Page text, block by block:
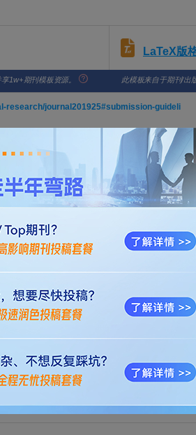
LaTeX版
1w+期刊模板资源。 此模板来自于期刊/出
research/journal201925#submission-guideli
Huang, T
, pp. -. DOI: 10.1177/00220345261443990
Alveolar Bone Formation
R.; Guo, W.; Fan, Y.; Li, Y
, pp. -. DOI: 10.1177/00220345261443475
Infiltration via Dehydration
, pp. -. DOI: 10.1177/00220345261442125
Orthodontic Acceleration
B.; Ye, Z.; Lin, Y
, pp. -. DOI: 10.1177/00220345261446540
编辑的稿件，不仅能满足JOURNAL OF
最大限度地被JOURNAL OF DENTAL
色，SCI论文专业翻译 SCI论文格式排版，专业学